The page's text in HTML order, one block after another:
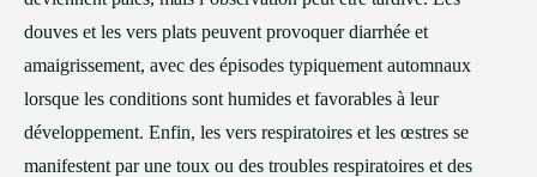
douves et les vers plats peuvent provoquer diarrhée et
amaigrissement, avec des épisodes typiquement automnaux
lorsque les conditions sont humides et favorables à leur
développement. Enfin, les vers respiratoires et les œstres se
manifestent par une toux ou des troubles respiratoires et des